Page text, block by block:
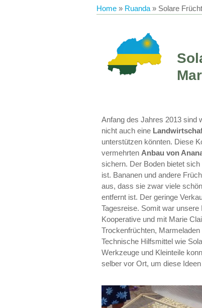
Home » Ruanda » Solare
Anfang des Jahres 2013 sind
nicht auch eine
unterstützen könnten. Diese
vermehrten Anbau von
sichern. Der Boden bietet
ist. Bananen und andere
aus, dass sie zwar viele
entfernt ist. Der geringe
Tagesreise. Somit war
Kooperative und mit Marie
Trockenfrüchten,
Technische Hilfsmittel wie
Werkzeuge und Kleinteile
selber vor Ort, um diese